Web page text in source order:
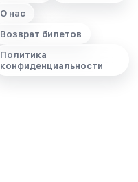
О нас
Возврат билетов
Политика
конфиденциальности